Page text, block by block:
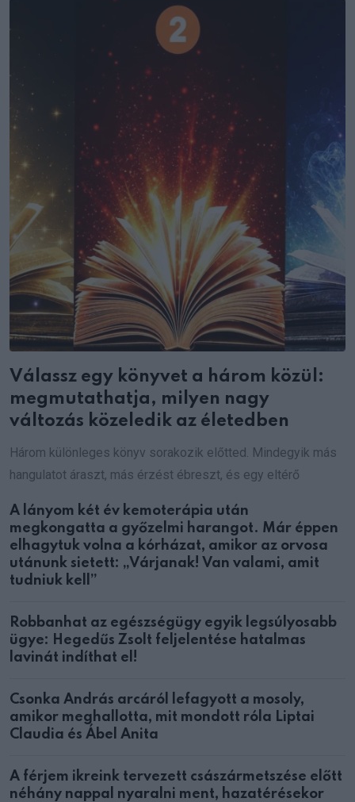
Válassz egy könyvet a három közül:
megmutathatja, milyen nagy
változás közeledik az életedben
Három különleges könyv sorakozik előtted. Mindegyik más
hangulatot áraszt, más érzést ébreszt, és egy eltérő
A lányom két év kemoterápia után
megkongatta a győzelmi harangot. Már éppen
elhagytuk volna a kórházat, amikor az orvosa
utánunk sietett: „Várjanak! Van valami, amit
tudniuk kell”
Robbanhat az egészségügy egyik legsúlyosabb
ügye: Hegedűs Zsolt feljelentése hatalmas
lavinát indíthat el!
Csonka András arcáról lefagyott a mosoly,
amikor meghallotta, mit mondott róla Liptai
Claudia és Ábel Anita
A férjem ikreink tervezett császármetszése előtt
néhány nappal nyaralni ment, hazatérésekor